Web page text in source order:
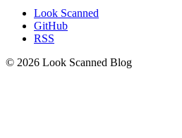
Look Scanned
GitHub
RSS
© 2026 Look Scanned Blog